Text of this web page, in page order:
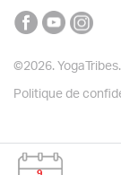
©2026.
Politique de